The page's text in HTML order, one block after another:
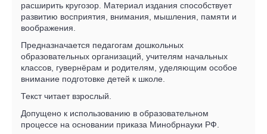
расширить кругозор. Материал издания способствует
развитию восприятия, внимания, мышления, памяти и
воображения.
Предназначается педагогам дошкольных
образовательных организаций, учителям начальных
классов, гувернёрам и родителям, уделяющим особое
внимание подготовке детей к школе.
Текст читает взрослый.
Допущено к использованию в образовательном
процессе на основании приказа Минобрнауки РФ.